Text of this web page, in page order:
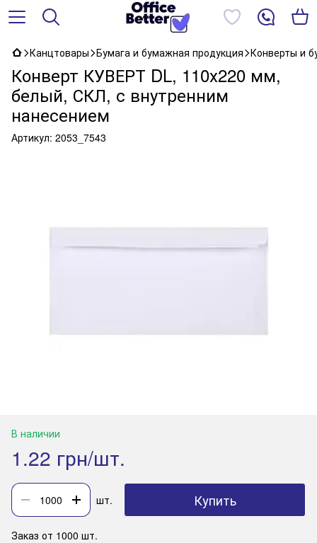
Канцтовары Бумага и бумажная продукция Конверты и
Конверт КУВЕРТ DL, 110х220 мм,
белый, СКЛ, с внутренним
нанесением
Артикул: 2053_7543
В наличии
1.22 грн/шт.
шт. Купить
Заказ от 1000 шт.